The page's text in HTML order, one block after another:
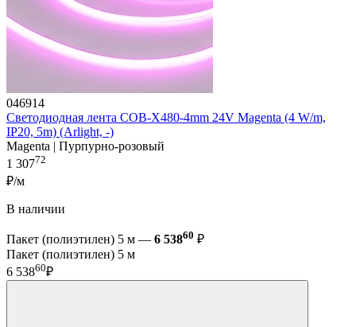
046914
Светодиодная лента COB-X480-4mm 24V Magenta (4 W/m,
IP20, 5m) (Arlight, -)
Magenta | Пурпурно-розовый
1 30772
₽/м
В наличии
Пакет (полиэтилен) 5 м — 6 53860 ₽
Пакет (полиэтилен) 5 м
6 53860₽